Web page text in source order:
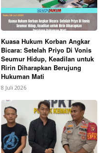
Kuasa Hukum Korban Angkar
Bicara: Setelah Priyo Di Vonis
Seumur Hidup, Keadilan untuk
Ririn Diharapkan Berujung
Hukuman Mati
8 Juli 2026